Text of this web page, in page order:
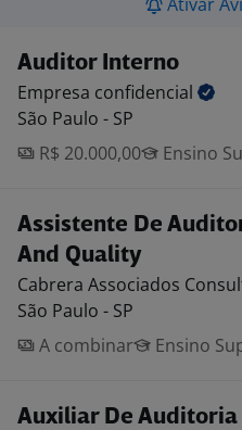
Auditor Interno
Empresa confidencial
São Paulo - SP
R$ 20.000,00
Ensino
Assistente De
And Quality
Cabrera Associados
São Paulo - SP
A combinar
Ensino
Auxiliar De